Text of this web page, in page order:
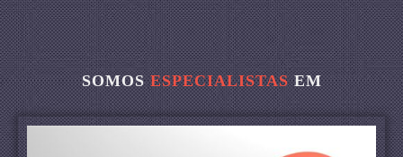
SOMOSESPECIALISTASEM